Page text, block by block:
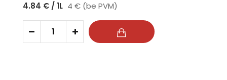
4.84 € / 1L 4 € (be PVM)
- +